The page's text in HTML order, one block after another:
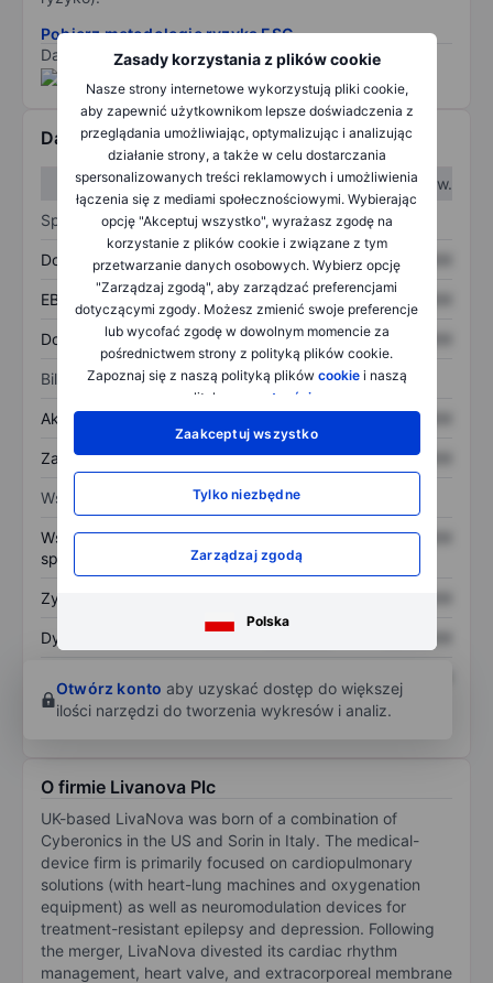
Zasady korzystania z plików cookie
Nasze strony internetowe wykorzystują pliki cookie,
aby zapewnić użytkownikom lepsze doświadczenia z
przeglądania umożliwiając, optymalizując i analizując
działanie strony, a także w celu dostarczania
spersonalizowanych treści reklamowych i umożliwienia
łączenia się z mediami społecznościowymi. Wybierając
opcję "Akceptuj wszystko", wyrażasz zgodę na
korzystanie z plików cookie i związane z tym
przetwarzanie danych osobowych. Wybierz opcję
"Zarządzaj zgodą", aby zarządzać preferencjami
dotyczącymi zgody. Możesz zmienić swoje preferencje
lub wycofać zgodę w dowolnym momencie za
pośrednictwem strony z polityką plików cookie.
Zapoznaj się z naszą polityką plików cookiei naszą
polityką
prywatności
Zaakceptuj wszystko
Tylko niezbędne
Zarządzaj zgodą
Polska
Pobierz metodologię ryzyka ESG.
Dane dostarczone przez
/
Dane finansowe
W I kw.
W II kw.
Sprawozdanie z zysków
Dochód XXXXXXX XXXXXXX
EBITDA XXXXXXX
Dochód netto XXXXXXX XXXXXXX
Bilans
Aktywa ogółem XXXXXXX
Zadłużenie ogółem XXXXXXX XXXXXXX
Wskaźniki
Współczynnik cena do
sprzedaży
XXXXXXX XXXXXXX
Zysk na akcję
Dywidenda na akcję
własnego
Otwórz konto aby uzyskać dostęp do większej
ilości narzędzi do tworzenia wykresów i analiz.
O firmie Livanova Plc
UK-based LivaNova was born of a combination of
Cyberonics in the US and Sorin in Italy. The medical-
device firm is primarily focused on cardiopulmonary
solutions (with heart-lung machines and oxygenation
equipment) as well as neuromodulation devices for
treatment-resistant epilepsy and depression. Following
the merger, LivaNova divested its cardiac rhythm
management, heart valve, and extracorporeal membrane